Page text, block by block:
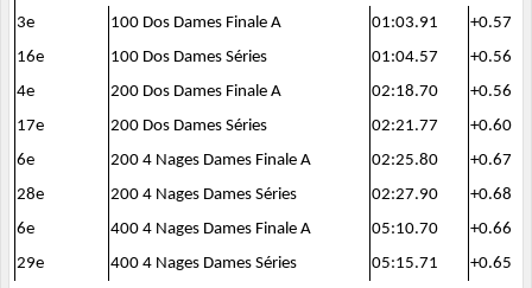
3e
100 Dos Dames Finale A 01:03.91
+0.57
16e
100 Dos Dames Séries 01:04.57
+0.56
4e
200 Dos Dames Finale A 02:18.70
+0.56
17e
200 Dos Dames Séries 02:21.77
+0.60
6e
200 4 Nages Dames Finale A 02:25.80
+0.67
28e
200 4 Nages Dames Séries 02:27.90
+0.68
6e
400 4 Nages Dames Finale A 05:10.70
+0.66
29e
400 4 Nages Dames Séries 05:15.71 +0.65